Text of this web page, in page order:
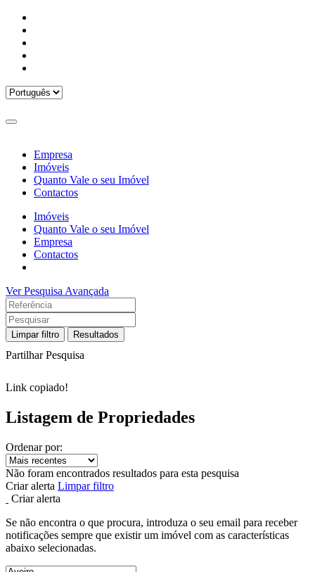
Empresa
Imóveis
Quanto Vale o seu Imóvel
Contactos
Imóveis
Quanto Vale o seu Imóvel
Empresa
Contactos
Ver Pesquisa Avançada
Limpar filtro Resultados
Partilhar Pesquisa
Link copiado!
Listagem de Propriedades
Ordenar por:
Não foram encontrados resultados para esta pesquisa
Criar alerta Limpar filtro
Criar alerta
Se não encontra o que procura, introduza o seu email para receber
notificações sempre que existir um imóvel com as características
abaixo selecionadas.